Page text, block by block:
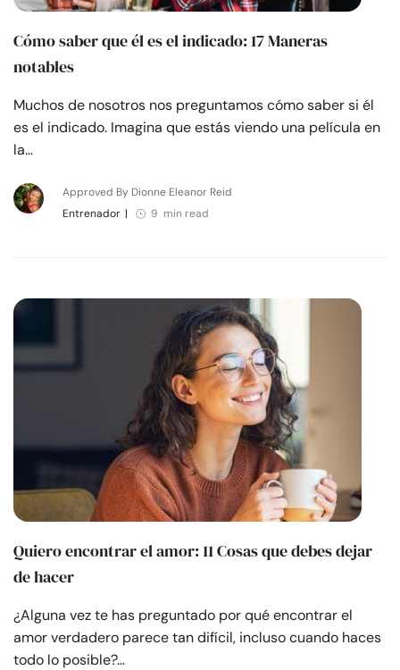
Idioma ES
nosotros
© Copyright 2026. Todos los derechos reservados.
Cómo saber que él es el indicado: 17 Maneras
notables
Muchos de nosotros nos preguntamos cómo saber si él
es el indicado. Imagina que estás viendo una película en
la…
Approved By Dionne Eleanor Reid
Entrenador | 9 min read
Quiero encontrar el amor: 11 Cosas que debes dejar
de hacer
¿Alguna vez te has preguntado por qué encontrar el
amor verdadero parece tan difícil, incluso cuando haces
todo lo posible?…